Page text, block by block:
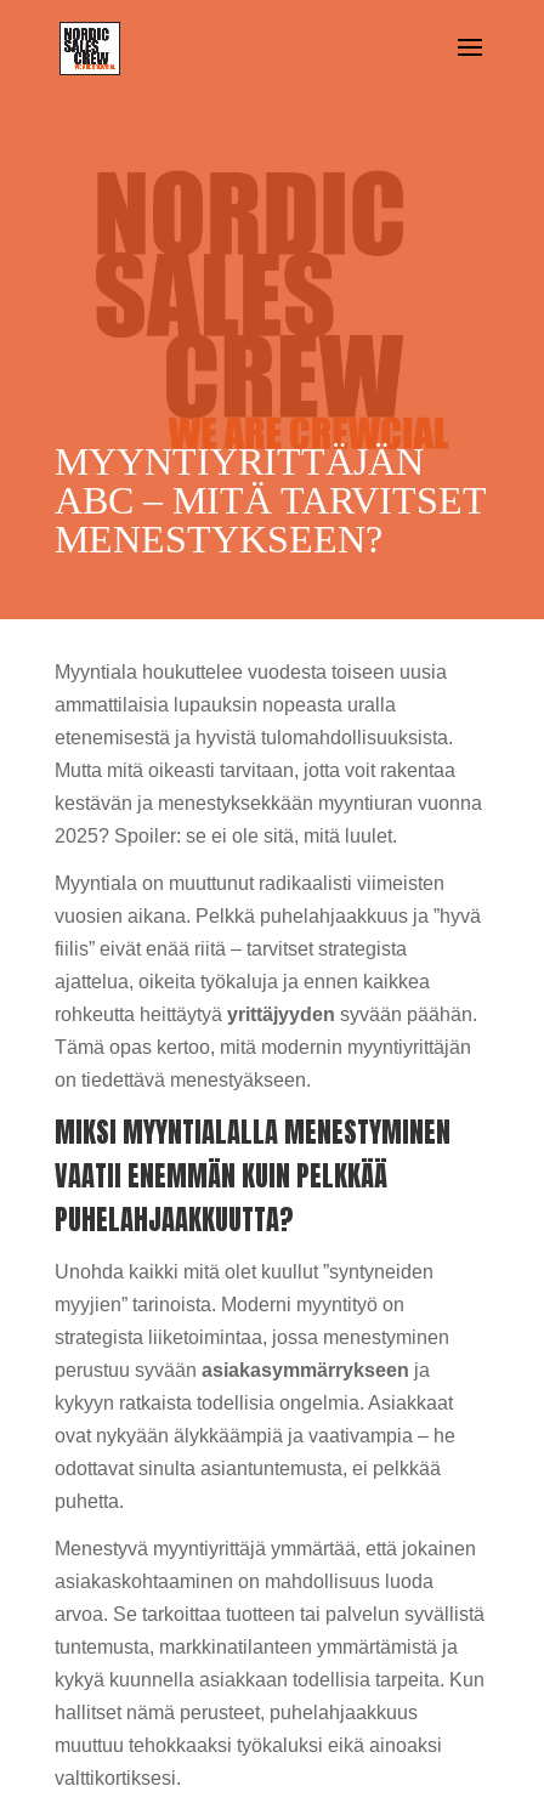
MYYNTIYRITTÄJÄN
ABC – MITÄ TARVITSET
MENESTYKSEEN?
Myyntiala houkuttelee vuodesta toiseen uusia
ammattilaisia lupauksin nopeasta uralla
etenemisestä ja hyvistä tulomahdollisuuksista.
Mutta mitä oikeasti tarvitaan, jotta voit rakentaa
kestävän ja menestyksekkään myyntiuran vuonna
2025? Spoiler: se ei ole sitä, mitä luulet.
Myyntiala on muuttunut radikaalisti viimeisten
vuosien aikana. Pelkkä puhelahjaakkuus ja ”hyvä
fiilis” eivät enää riitä – tarvitset strategista
ajattelua, oikeita työkaluja ja ennen kaikkea
rohkeutta heittäytyä yrittäjyyden syvään päähän.
Tämä opas kertoo, mitä modernin myyntiyrittäjän
on tiedettävä menestyäkseen.
MIKSI MYYNTIALALLA MENESTYMINEN
VAATII ENEMMÄN KUIN PELKKÄÄ
PUHELAHJAAKKUUTTA?
Unohda kaikki mitä olet kuullut ”syntyneiden
myyjien” tarinoista. Moderni myyntityö on
strategista liiketoimintaa, jossa menestyminen
perustuu syvään asiakasymmärrykseen ja
kykyyn ratkaista todellisia ongelmia. Asiakkaat
ovat nykyään älykkäämpiä ja vaativampia – he
odottavat sinulta asiantuntemusta, ei pelkkää
puhetta.
Menestyvä myyntiyrittäjä ymmärtää, että jokainen
asiakaskohtaaminen on mahdollisuus luoda
arvoa. Se tarkoittaa tuotteen tai palvelun syvällistä
tuntemusta, markkinatilanteen ymmärtämistä ja
kykyä kuunnella asiakkaan todellisia tarpeita. Kun
hallitset nämä perusteet, puhelahjaakkuus
muuttuu tehokkaaksi työkaluksi eikä ainoaksi
valttikortiksesi.